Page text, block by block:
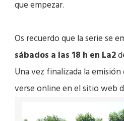
que empezar.
Os recuerdo que la serie se
sábados a las 18 h en La2
Una vez finalizada la
verse online en el sitio web